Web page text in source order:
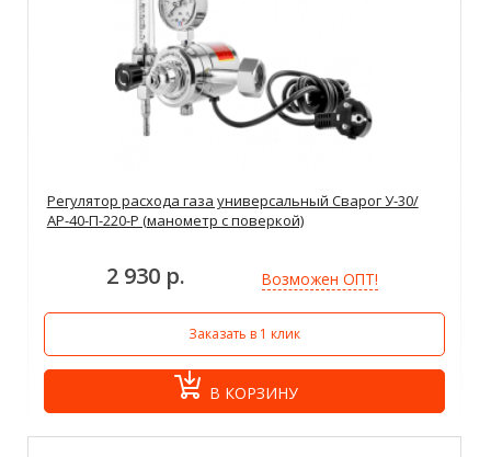
Регулятор расхода газа универсальный Сварог У-30/
АР-40-П-220-Р (манометр с поверкой)
2 930 р. Возможен ОПТ!
Заказать в 1 клик
В КОРЗИНУ